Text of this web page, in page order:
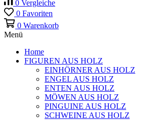
0 Vergleiche
0 Favoriten
0 Warenkorb
Menü
Home
FIGUREN AUS HOLZ
EINHÖRNER AUS HOLZ
ENGEL AUS HOLZ
ENTEN AUS HOLZ
MÖWEN AUS HOLZ
PINGUINE AUS HOLZ
SCHWEINE AUS HOLZ